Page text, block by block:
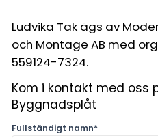
Ludvika Tak ägs av
och Montage AB med
559124-7324.
Kom i kontakt med oss
Byggnadsplåt
Fullständigt namn*